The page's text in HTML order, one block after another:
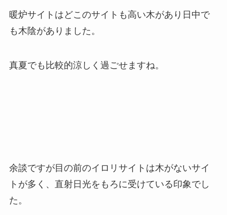
暖炉サイトはどこのサイトも高い木があり日中で
も木陰がありました。
真夏でも比較的涼しく過ごせますね。
余談ですが目の前のイロリサイトは木がないサイ
トが多く、直射日光をもろに受けている印象でし
た。